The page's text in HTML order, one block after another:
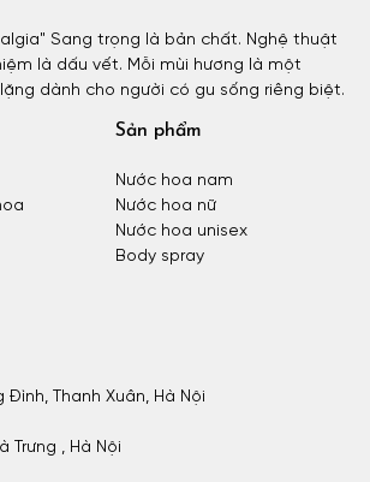
Sang trọng là bản chất. Nghệ thuật
là dấu vết. Mỗi mùi hương là một
dành cho người có gu sống riêng biệt.
Sản phẩm
Nước hoa nam
Nước hoa nữ
Nước hoa unisex
Body spray
Đình, Thanh Xuân, Hà Nội
Trưng , Hà Nội